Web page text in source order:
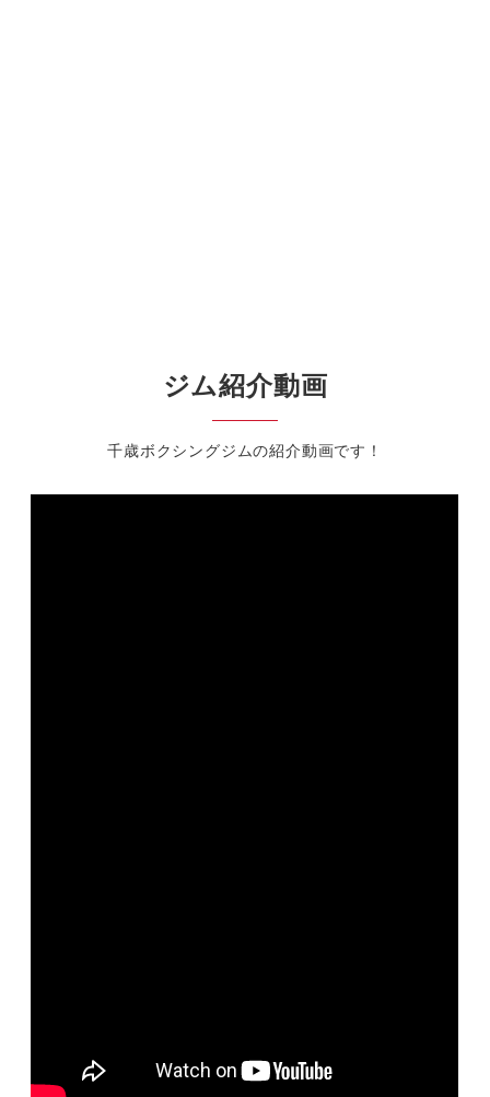
ジム紹介動画
千歳ボクシングジムの紹介動画です！